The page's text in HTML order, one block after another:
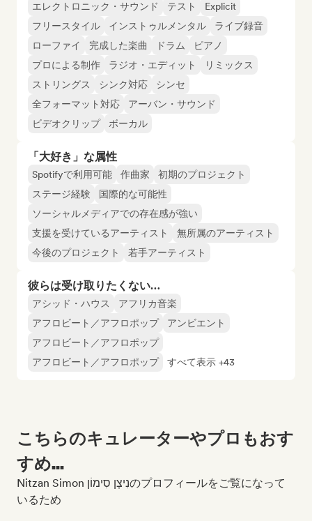
エレクトロニック・サウンド
テスト
Explicit
フリースタイル
インストゥルメンタル
ライブ録音
ローファイ
完成した楽曲 ドラム
ピアノ
プロによる制作
ラジオ・エディット
リミックス
ストリングス
シンク対応
シンセ
全フォーマット対応
アーバン・サウンド
ビデオクリップ
ボーカル
「大好き」な属性
Spotifyで利用可能 作曲家
初期のプロジェクト
ステージ経験
国際的な可能性
ソーシャルメディアでの存在感が強い
支援を受けているアーティスト
無所属のアーティスト
今後のプロジェクト
若手アーティスト
彼らは受け取りたくない…
アシッド・ハウス
アフリカ音楽
アフロビート／アフロポップ
アンビエント
アフロビート／アフロポップ
アフロビート／アフロポップ
すべて表示 +43
こちらのキュレーターやプロもおす
すめ...
Nitzan Simon נִיצָן סִימוֹןのプロフィールをご覧になって
いるため